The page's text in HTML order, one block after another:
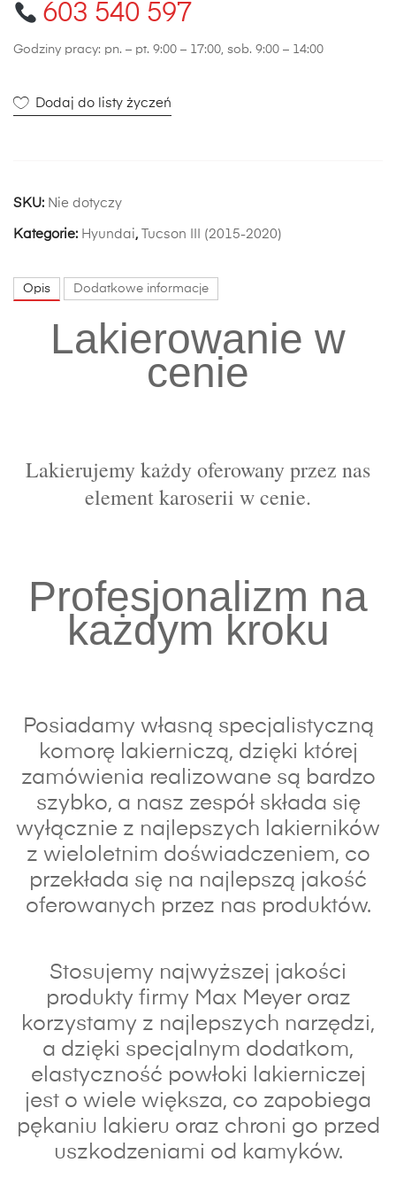
603 540 597
Godziny pracy: pn. – pt. 9:00 – 17:00, sob. 9:00 – 14:00
Dodaj do listy życzeń
SKU: Nie dotyczy
Kategorie: Hyundai, Tucson III (2015-2020)
Opis Dodatkowe informacje
Lakierowanie w
cenie
Lakierujemy każdy oferowany przez nas
element karoserii w cenie.
Profesjonalizm na
każdym kroku
Posiadamy własną specjalistyczną
komorę lakierniczą, dzięki której
zamówienia realizowane są bardzo
szybko, a nasz zespół składa się
wyłącznie z najlepszych lakierników
z wieloletnim doświadczeniem, co
przekłada się na najlepszą jakość
oferowanych przez nas produktów.
Stosujemy najwyższej jakości
produkty firmy Max Meyer oraz
korzystamy z najlepszych narzędzi,
a dzięki specjalnym dodatkom,
elastyczność powłoki lakierniczej
jest o wiele większa, co zapobiega
pękaniu lakieru oraz chroni go przed
uszkodzeniami od kamyków.